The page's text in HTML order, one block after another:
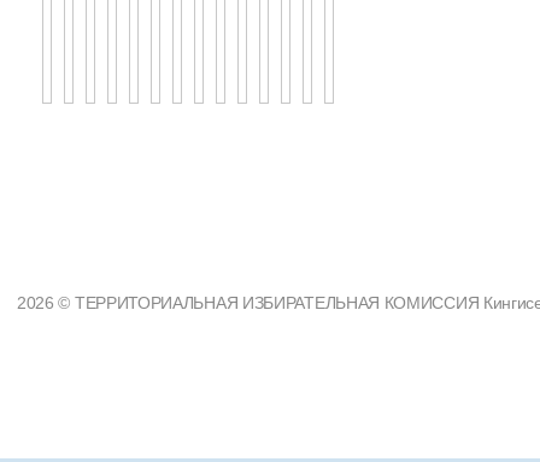
2026 © ТЕРРИТОРИАЛЬНАЯ ИЗБИРАТЕЛЬНАЯ КОМИССИЯ